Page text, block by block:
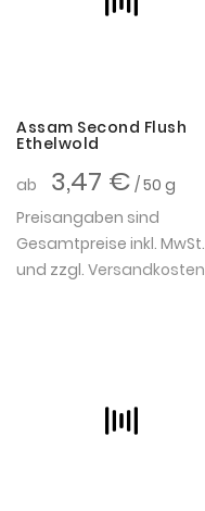
Assam Second Flush
Ethelwold
ab
3,47 € / 50 g
Preisangaben sind
Gesamtpreise inkl. MwSt.
und zzgl. Versandkosten